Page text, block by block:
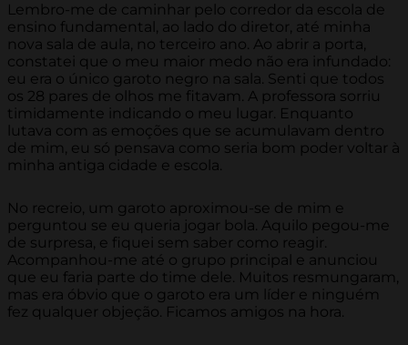
Lembro-me de caminhar pelo corredor da escola de
ensino fundamental, ao lado do diretor, até minha
nova sala de aula, no terceiro ano. Ao abrir a porta,
constatei que o meu maior medo não era infundado:
eu era o único garoto negro na sala. Senti que todos
os 28 pares de olhos me fitavam. A professora sorriu
timidamente indicando o meu lugar. Enquanto
lutava com as emoções que se acumulavam dentro
de mim, eu só pensava como seria bom poder voltar à
minha antiga cidade e escola.
No recreio, um garoto aproximou-se de mim e
perguntou se eu queria jogar bola. Aquilo pegou-me
de surpresa, e fiquei sem saber como reagir.
Acompanhou-me até o grupo principal e anunciou
que eu faria parte do time dele. Muitos resmungaram,
mas era óbvio que o garoto era um líder e ninguém
fez qualquer objeção. Ficamos amigos na hora.